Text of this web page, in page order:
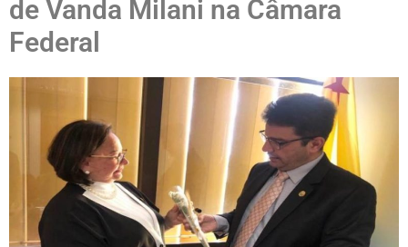
de Vanda Milani na Câmara
Federal